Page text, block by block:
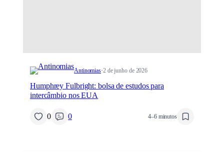
Antinomias·2 de junho de 2026
Humphrey Fulbright: bolsa de estudos para
intercâmbio nos EUA
0 0 4–6 minutos